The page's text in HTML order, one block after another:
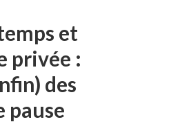
et
privée :
des
pause